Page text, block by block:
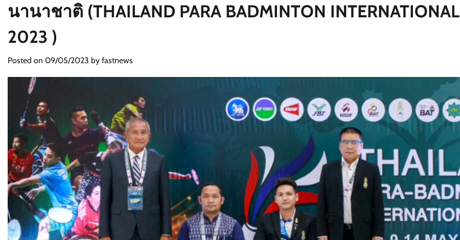
นานาชาติ (THAILAND PARA BADMINTON INTERNATIONAL
2023 )
Posted on 09/05/2023 by fastnews